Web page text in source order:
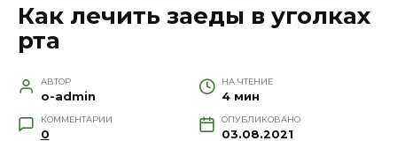
Как лечить заеды в уголках
рта
АВТОР
o-admin
НА ЧТЕНИЕ
4 мин
КОММЕНТАРИИ
0
ОПУБЛИКОВАНО
03.08.2021